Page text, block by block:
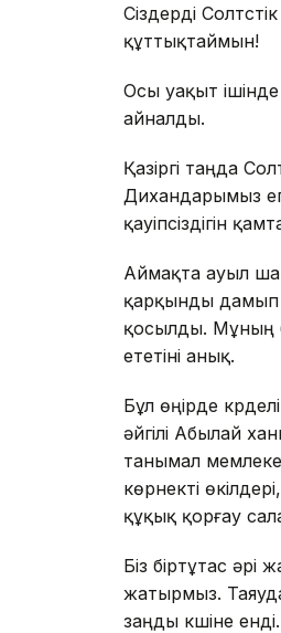
Сіздерді
құттықтаймын!
Осы уақыт
айналды.
Қазіргі таңда
Дихандарымыз
қауіпсіздігін
Аймақта ауыл
қарқынды дамып
қосылды. Мұның
ететіні анық.
Бұл өңірде
әйгілі Абылай
танымал
көрнекті
құқық қорғау
Біз біртұтас әрі
жатырмыз.
заңды күшіне